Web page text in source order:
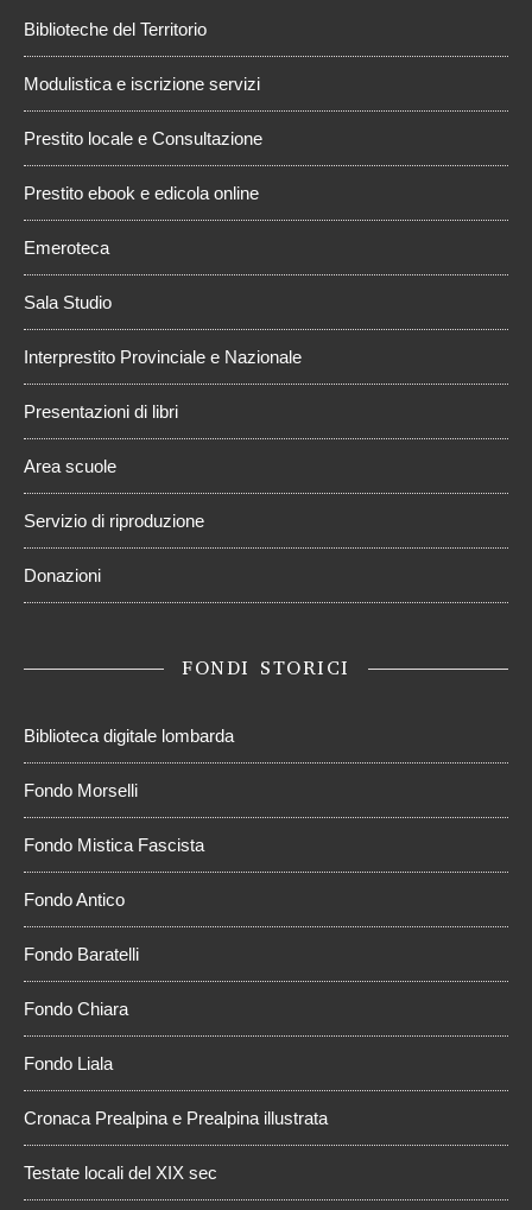
Biblioteche del Territorio
Modulistica e iscrizione servizi
Prestito locale e Consultazione
Prestito ebook e edicola online
Emeroteca
Sala Studio
Interprestito Provinciale e Nazionale
Presentazioni di libri
Area scuole
Servizio di riproduzione
Donazioni
FONDI STORICI
Biblioteca digitale lombarda
Fondo Morselli
Fondo Mistica Fascista
Fondo Antico
Fondo Baratelli
Fondo Chiara
Fondo Liala
Cronaca Prealpina e Prealpina illustrata
Testate locali del XIX sec